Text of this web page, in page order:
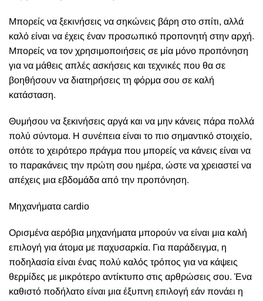
Μπορείς να ξεκινήσεις να σηκώνεις βάρη στο σπίτι, αλλά
καλό είναι να έχεις έναν προσωπικό προπονητή στην αρχή.
Μπορείς να τον χρησιμοποιήσεις σε μία μόνο προπόνηση
για να μάθεις απλές ασκήσεις και τεχνικές που θα σε
βοηθήσουν να διατηρήσεις τη φόρμα σου σε καλή
κατάσταση.
Θυμήσου να ξεκινήσεις αργά και να μην κάνεις πάρα πολλά
πολύ σύντομα. Η συνέπεια είναι το πιο σημαντικό στοιχείο,
οπότε το χειρότερο πράγμα που μπορείς να κάνεις είναι να
το παρακάνεις την πρώτη σου ημέρα, ώστε να χρειαστεί να
απέχεις μια εβδομάδα από την προπόνηση.
Μηχανήματα cardio
Ορισμένα αερόβια μηχανήματα μπορούν να είναι μια καλή
επιλογή για άτομα με παχυσαρκία. Για παράδειγμα, η
ποδηλασία είναι ένας πολύ καλός τρόπος για να κάψεις
θερμίδες με μικρότερο αντίκτυπο στις αρθρώσεις σου. Ένα
καθιστό ποδήλατο είναι μια έξυπνη επιλογή εάν πονάει η